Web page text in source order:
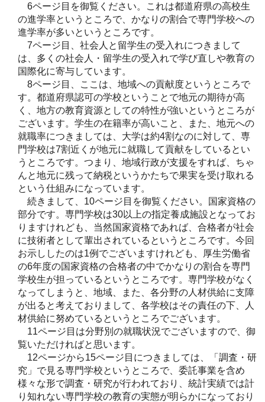
6ページ目を御覧ください。これは都道府県の高校生
の進学率というところで、かなりの割合で専門学校への
進学率が多いというところです。
7ページ目、社会人と留学生の受入れにつきまして
は、多くの社会人・留学生の受入れで学び直しや教育の
国際化に寄与しています。
8ページ目、ここは、地域への貢献度というところで
す。都道府県認可の学校ということで地元の期待が高
く、地方の教育資源としての特性が強いというところが
ございます。学生の在籍率が高いこと、また、地元への
就職率につきましては、大学は約4割なのに対して、専
門学校は7割近くが地元に就職して貢献をしているとい
うところです。つまり、地域行政が支援をすれば、ちゃ
んと地元に残って納税というかたちで果実を受け取れる
という仕組みになっています。
続きまして、10ページ目を御覧ください。国家資格の
部分です。専門学校は30以上の指定養成施設となってお
りますけれども、当然国家資格であれば、合格者が社会
に技術者として輩出されているというところです。今回
お示ししたのは1例でございますけれども、厚生労働省
の6年度の国家資格の合格者の中でかなりの割合を専門
学校生が担っているというところです。専門学校がなく
なってしまうと、地域、また、各分野の人材供給に支障
が出ると考えておりまして、各学校はその責任の下、人
材供給に努めているというところでございます。
11ページ目は分野別の就職状況でございますので、御
覧いただければと思います。
12ページから15ページ目につきましては、「調査・研
究」で見る専門学校というところで、委託事業を含め
様々な形で調査・研究が行われており、統計実績では計
り知れない専門学校の教育の実態が明らかになっており